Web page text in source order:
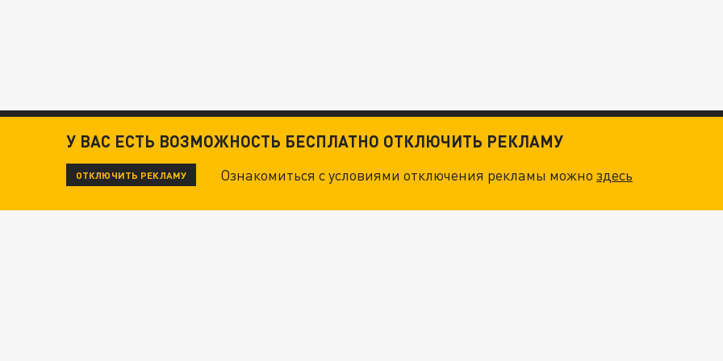
У ВАС ЕСТЬ ВОЗМОЖНОСТЬ БЕСПЛАТНО ОТКЛЮЧИТЬ РЕКЛАМУ
ОТКЛЮЧИТЬ РЕКЛАМУ Ознакомиться с условиями отключения рекламы можноздесь